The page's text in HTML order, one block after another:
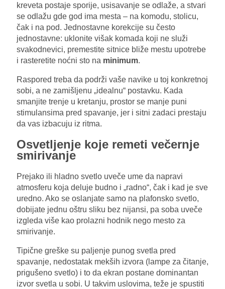
kreveta postaje sporije, usisavanje se odlaže, a stvari
se odlažu gde god ima mesta – na komodu, stolicu,
čak i na pod. Jednostavne korekcije su često
jednostavne: uklonite višak komada koji ne služi
svakodnevici, premestite sitnice bliže mestu upotrebe
i rasteretite noćni sto na minimum.
Raspored treba da podrži vaše navike u toj konkretnoj
sobi, a ne zamišljenu „idealnu“ postavku. Kada
smanjite trenje u kretanju, prostor se manje puni
stimulansima pred spavanje, jer i sitni zadaci prestaju
da vas izbacuju iz ritma.
Osvetljenje koje remeti večernje
smirivanje
Prejako ili hladno svetlo uveče ume da napravi
atmosferu koja deluje budno i „radno“, čak i kad je sve
uredno. Ako se oslanjate samo na plafonsko svetlo,
dobijate jednu oštru sliku bez nijansi, pa soba uveče
izgleda više kao prolazni hodnik nego mesto za
smirivanje.
Tipične greške su paljenje punog svetla pred
spavanje, nedostatak mekših izvora (lampe za čitanje,
prigušeno svetlo) i to da ekran postane dominantan
izvor svetla u sobi. U takvim uslovima, teže je spustiti